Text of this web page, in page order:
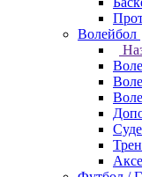
Волейбол